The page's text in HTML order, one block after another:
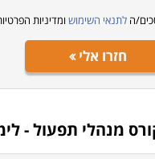
ה לתנאי השימוש ומדיניות
חזרו אלי
מנהלי תפעול -